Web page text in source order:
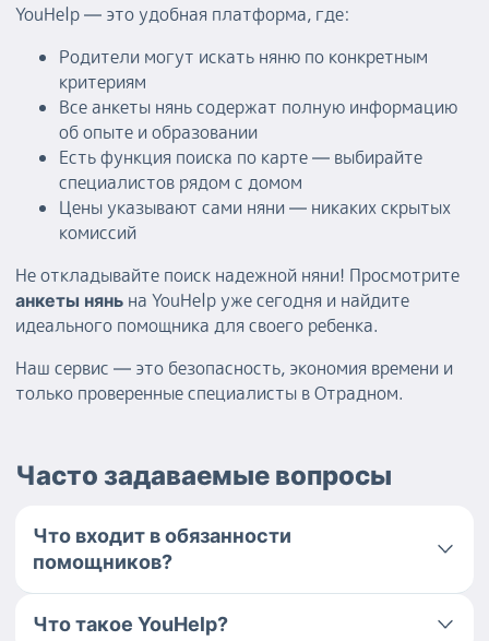
YouHelp — это удобная платформа, где:
Родители могут искать няню по конкретным
критериям
Все анкеты нянь содержат полную информацию
об опыте и образовании
Есть функция поиска по карте — выбирайте
специалистов рядом с домом
Цены указывают сами няни — никаких скрытых
комиссий
Не откладывайте поиск надежной няни! Просмотрите
анкеты нянь на YouHelp уже сегодня и найдите
идеального помощника для своего ребенка.
Наш сервис — это безопасность, экономия времени и
только проверенные специалисты в Отрадном.
Часто задаваемые вопросы
Что входит в обязанности
помощников?
Что такое YouHelp?